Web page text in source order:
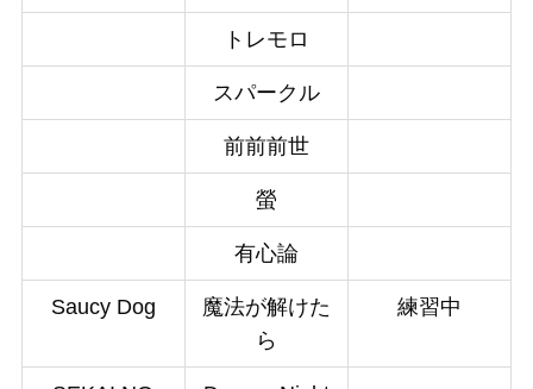
トレモロ
スパークル
前前前世
螢
有心論
Saucy Dog
魔法が解けた
ら
練習中